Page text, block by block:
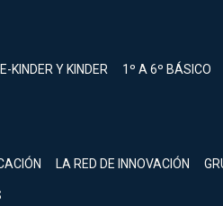
KINDER Y KINDER 1º A 6º BÁSICO
LA RED DE INNOVACIÓN